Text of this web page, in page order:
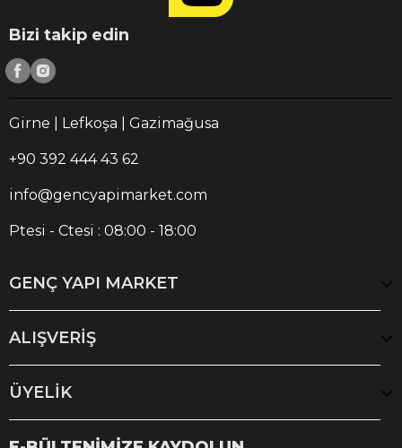
Bizi takip edin
Girne | Lefkoşa | Gazimağusa
+90 392 444 43 62
info@gencyapimarket.com
Ptesi - Ctesi : 08:00 - 18:00
GENÇ YAPI MARKET
ALIŞVERİŞ
ÜYELİK